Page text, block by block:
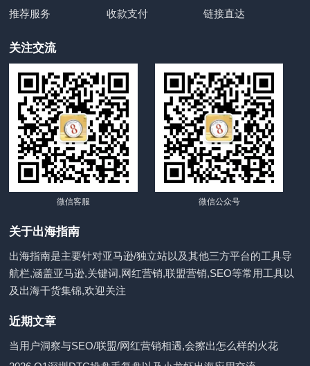
推荐服务
收款支付 链接直达
关注交流
微信客服 微信公众号
关于出海指南
出海指南是主要针对亚马逊/独立站以及其他三方平台的工具导
航栏,涵盖亚马逊,关键词,网红营销,联盟营销,SEO等常用工具以
及出海干货集锦,欢迎关注
近期文章
当用户洞察与SEO/联盟/网红营销相遇,会擦出怎么样的火花